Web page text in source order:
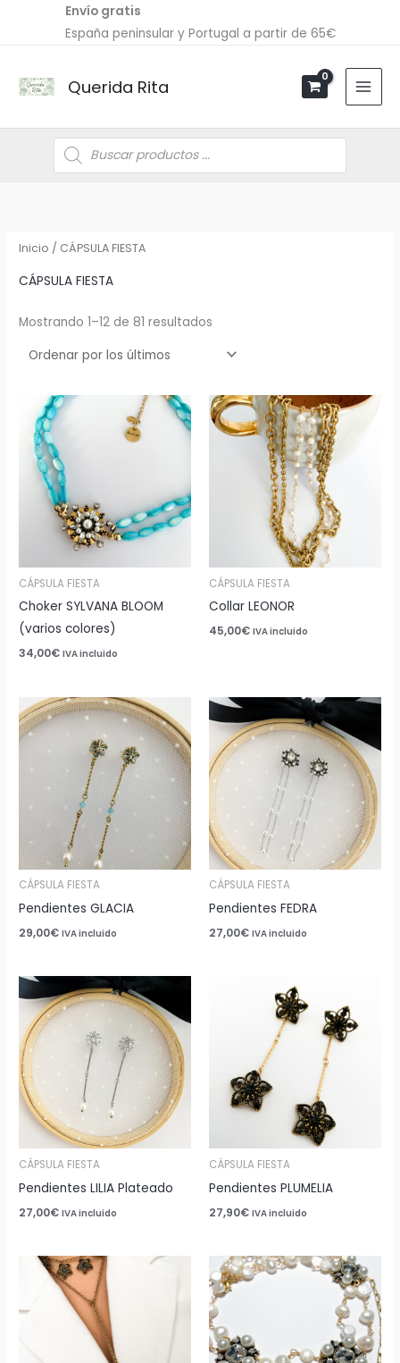
Envío gratis
España peninsular y Portugal a partir de 65€
Querida Rita
Búsqueda
de
productos
Inicio / CÁPSULA FIESTA
CÁPSULA FIESTA
Mostrando 1–12 de 81 resultados
CÁPSULA FIESTA
Choker SYLVANA BLOOM
(varios colores)
34,00€ IVA incluido
CÁPSULA FIESTA
Collar LEONOR
45,00€ IVA incluido
CÁPSULA FIESTA
Pendientes GLACIA
29,00€ IVA incluido
CÁPSULA FIESTA
Pendientes FEDRA
27,00€ IVA incluido
CÁPSULA FIESTA
Pendientes LILIA Plateado
27,00€ IVA incluido
CÁPSULA FIESTA
Pendientes PLUMELIA
27,90€ IVA incluido